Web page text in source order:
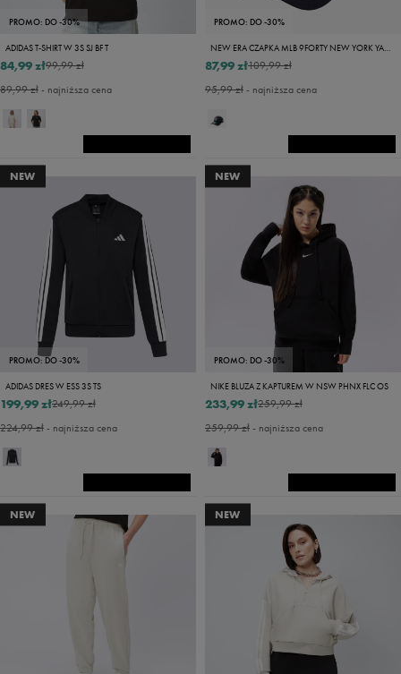
PROMO: DO -30%
ADIDAS T-SHIRT W 3S SJ BF T
99,99 zł
84,99 zł
89,99 zł- najniższa cena
PROMO: DO -30%
NEW ERA CZAPKA MLB 9FORTY NEW YORK YANKEES BAS NEW YORK YANK
109,99 zł
87,99 zł
95,99 zł- najniższa cena
NEW
PROMO: DO -30%
ADIDAS DRES W ESS 3S TS
249,99 zł
199,99 zł
224,99 zł- najniższa cena
NEW
PROMO: DO -30%
NIKE BLUZA Z KAPTUREM W NSW PHNX FLC OS
259,99 zł
233,99 zł
259,99 zł- najniższa cena
NEW NEW